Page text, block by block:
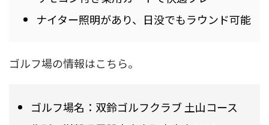
ナイター照明があり、日没でもラウンド可能
ゴルフ場の情報はこちら。
ゴルフ場名：双鈴ゴルフクラブ 土山コース